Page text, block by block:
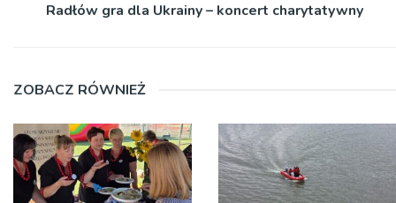
Radłów gra dla Ukrainy – koncert charytatywny
ZOBACZ RÓWNIEŻ